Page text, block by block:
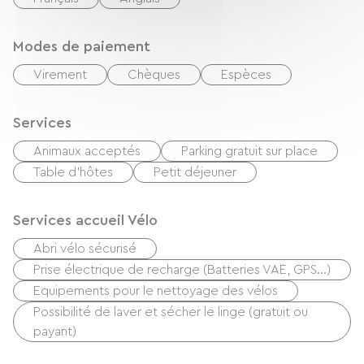
Modes de paiement
Virement Chèques Espèces
Services
Animaux acceptés
Parking gratuit sur place
Table d'hôtes
Petit déjeuner
Services accueil Vélo
Abri vélo sécurisé
Prise électrique de recharge (Batteries VAE, GPS…)
Equipements pour le nettoyage des vélos
Possibilité de laver et sécher le linge (gratuit ou
payant)